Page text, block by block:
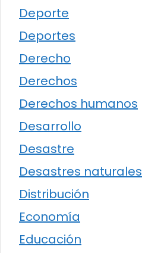
Deporte
Deportes
Derecho
Derechos
Derechos humanos
Desarrollo
Desastre
Desastres naturales
Distribución
Economía
Educación